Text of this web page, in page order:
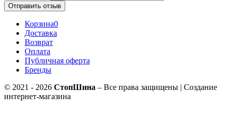
Отправить отзыв
Корзина0
Доставка
Возврат
Оплата
Публичная оферта
Бренды
© 2021 - 2026 СтопШина – Все права защищены | Создание
интернет-магазина